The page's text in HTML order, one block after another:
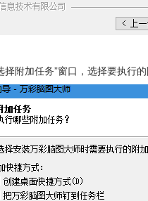
择附加任务”窗口，选择要执行